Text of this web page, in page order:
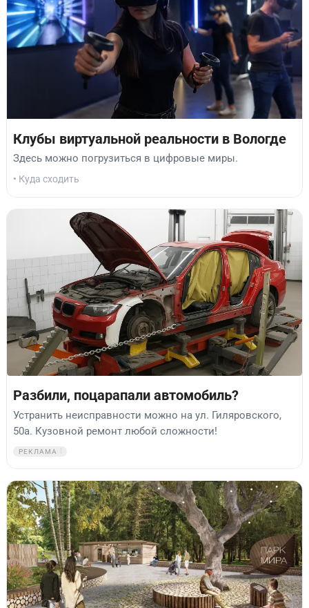
Клубы виртуальной реальности в Вологде
Здесь можно погрузиться в цифровые миры.
• Куда сходить
Разбили, поцарапали автомобиль?
Устранить неисправности можно на ул. Гиляровского,
50а. Кузовной ремонт любой сложности!
РЕКЛАМА